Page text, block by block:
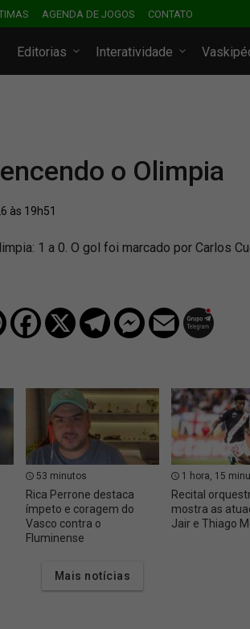
AGENDA DE JOGOS CONTATO
Editorias Interatividade
o Olimpia
às 19h51
1 a 0. O gol foi marcado por Carlos
53 minutos
Rica Perrone destaca
ímpeto e coragem do
Vasco contra o
Fluminense
1 hora, 15
Recital
mostra as
Jair e Thiago
Mais notícias